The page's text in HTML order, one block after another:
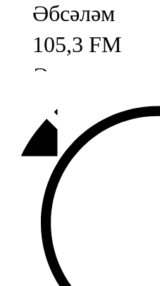
Әбсәләм
105,3 FM
Әлмәт
92,9 FM
Базарлы матак
107,1 FM
Балык бистәсе
104,9 FM
Баулы